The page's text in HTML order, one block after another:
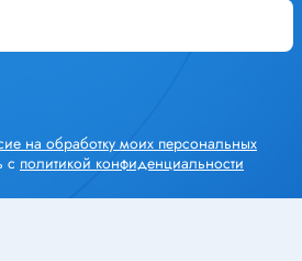
на обработку моих персональных
с политикой конфиденциальности